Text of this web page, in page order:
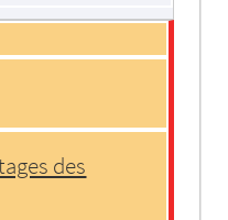
des